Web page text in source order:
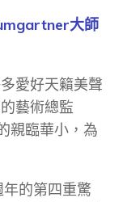
大師
愛好天籟美聲
藝術總監
親臨華小，為
的第四重驚